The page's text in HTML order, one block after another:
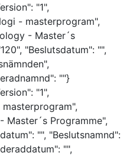
"1",
- masterprogram",
- Master´s
"Beslutsdatum": "",
""}
"1",
Master´s Programme",
"", "Beslutsnamnd":
"",